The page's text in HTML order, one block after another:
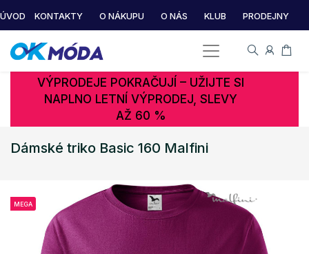
ÚVOD KONTAKTY O NÁKUPU O NÁS KLUB PRODEJNY
VÝPRODEJE POKRAČUJÍ – UŽIJTE SI
NAPLNO LETNÍ VÝPRODEJ, SLEVY
AŽ 60 %
Dámské triko Basic 160 Malfini
MEGA